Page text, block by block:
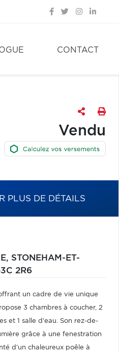
CONTACT
Vendu
PLUS DE DÉTAILS
STONEHAM-ET-
2R6
un cadre de vie unique
3 chambres à coucher, 2
et 1 salle d'eau. Son rez-de-
grâce à une fenestration
d'un chaleureux poêle à